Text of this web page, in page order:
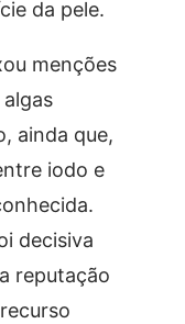
da pele.
menções
ainda que,
iodo e
decisiva
reputação